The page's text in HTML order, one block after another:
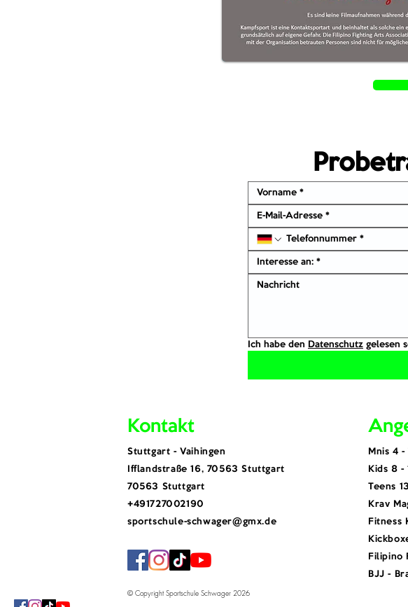
Interesse an: *
Ich habe den Datenschutz gelesen
Kontakt
​Stuttgart - Vaihingen
Ifflandstraße 16, 70563 Stuttgart
70563 Stuttgart
​+491727002190
sportschule-schwager@gmx.de
Mnis 4
Kids 8 -
Teens
Krav
Fitness
Filipino
BJJ -
© Copyright Sportschule Schwager 2026